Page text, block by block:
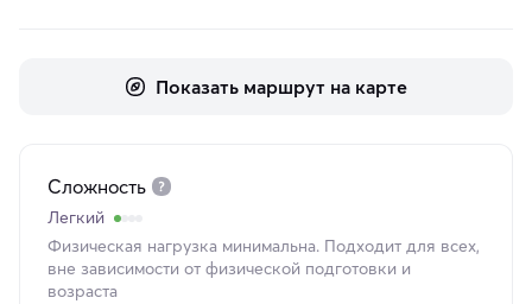
Показать маршрут на карте
Сложность
Легкий
Физическая нагрузка минимальна. Подходит для всех,
вне зависимости от физической подготовки и
возраста